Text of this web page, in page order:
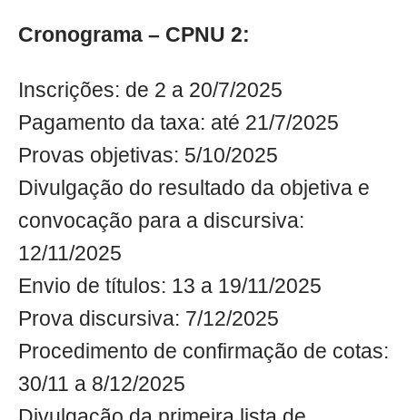
Cronograma – CPNU 2:
Inscrições: de 2 a 20/7/2025
Pagamento da taxa: até 21/7/2025
Provas objetivas: 5/10/2025
Divulgação do resultado da objetiva e
convocação para a discursiva:
12/11/2025
Envio de títulos: 13 a 19/11/2025
Prova discursiva: 7/12/2025
Procedimento de confirmação de cotas:
30/11 a 8/12/2025